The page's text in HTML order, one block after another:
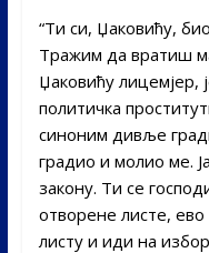
“Ти си, Џаковићу,
Тражим да вратиш
Џаковићу лицемјер,
политичка
синоним дивље
градио и молио ме.
закону. Ти се
отворене листе, ево
листу и иди на